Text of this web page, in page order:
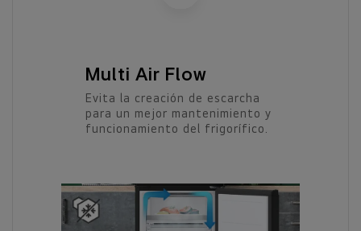
Multi Air Flow
Evita la creación de escarcha
para un mejor mantenimiento y
funcionamiento del frigorífico.